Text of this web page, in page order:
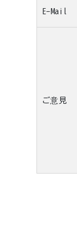
E-Mail
ご意見